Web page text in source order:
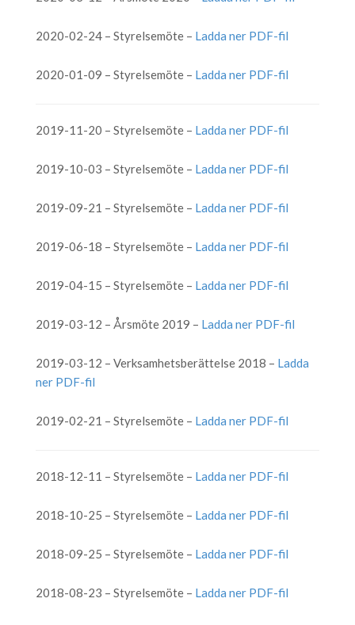
2020-02-24 – Styrelsemöte – Ladda ner PDF-fil
2020-01-09 – Styrelsemöte – Ladda ner PDF-fil
2019-11-20 – Styrelsemöte – Ladda ner PDF-fil
2019-10-03 – Styrelsemöte – Ladda ner PDF-fil
2019-09-21 – Styrelsemöte – Ladda ner PDF-fil
2019-06-18 – Styrelsemöte – Ladda ner PDF-fil
2019-04-15 – Styrelsemöte – Ladda ner PDF-fil
2019-03-12 – Årsmöte 2019 – Ladda ner PDF-fil
2019-03-12 – Verksamhetsberättelse 2018 – Ladda
ner PDF-fil
2019-02-21 – Styrelsemöte – Ladda ner PDF-fil
2018-12-11 – Styrelsemöte – Ladda ner PDF-fil
2018-10-25 – Styrelsemöte – Ladda ner PDF-fil
2018-09-25 – Styrelsemöte – Ladda ner PDF-fil
2018-08-23 – Styrelsemöte – Ladda ner PDF-fil